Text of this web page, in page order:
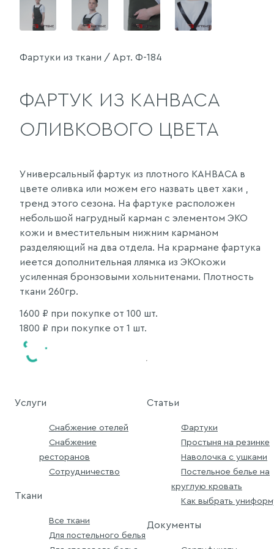
Фартуки из ткани / Арт. Ф-184
ФАРТУК ИЗ КАНВАСА
ОЛИВКОВОГО ЦВЕТА
Универсальный фартук из плотного КАНВАСА в
цвете оливка или можем его назвать цвет хаки ,
тренд этого сезона. На фартуке расположен
небольшой нагрудный карман с элементом ЭКО
кожи и вместительным нижним карманом
разделяющий на два отдела. На крармане фартука
иеется дополнительная ллямка из ЭКОкожи
усиленная бронзовыми хольнитенами. Плотность
ткани 260гр.
1600 ₽ при покупке от 100 шт.
1800 ₽ при покупке от 1 шт.
Услуги
Снабжение отелей
Снабжение
ресторанов
Сотрудничество
Ткани
Все ткани
Для постельного белья
Статьи
Фартуки
Простыня на резинке
Наволочка с ушками
Постельное белье на
круглую кровать
Как выбрать
Документы